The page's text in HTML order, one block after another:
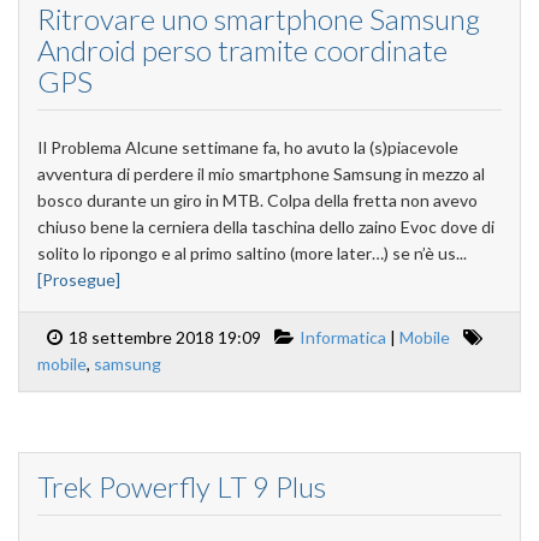
Ritrovare uno smartphone Samsung
Android perso tramite coordinate
GPS
Il Problema Alcune settimane fa, ho avuto la (s)piacevole
avventura di perdere il mio smartphone Samsung in mezzo al
bosco durante un giro in MTB. Colpa della fretta non avevo
chiuso bene la cerniera della taschina dello zaino Evoc dove di
solito lo ripongo e al primo saltino (more later…) se n’è us...
[Prosegue]
18 settembre 2018 19:09 Informatica | Mobile
mobile, samsung
Trek Powerfly LT 9 Plus